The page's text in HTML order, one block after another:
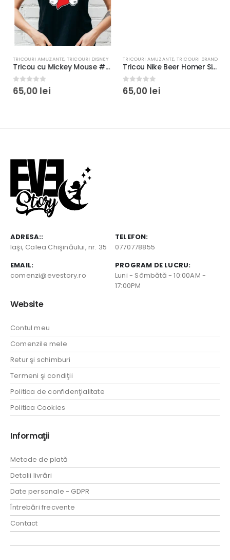
TRICOURI AMUZANTE,TRICOURI DISNEY
Tricou cu Mickey Mouse #FuckYou rezistent la spălări, regular fit, bumbac 100%, culoare alb/negru
0out of 5
65,00lei
TRICOURI AMUZANTE,TRICOURI BRAND
Tricou Nike Beer Homer Simpson, rezistent la spălări, Bumbac 100%, Regular fit, culoare alb/negru #8
0out of 5
65,00 lei
ADRESA::
Iaşi, Calea Chişinăului, nr. 35
TELEFON:
0770778855
EMAIL:
comenzi@evestory.ro
PROGRAM DE LUCRU:
Luni - Sâmbătă - 10:00AM -
17:00PM
Website
Contul meu
Comenzile mele
Retur şi schimburi
Termeni şi condiţii
Politica de confidenţialitate
Politica Cookies
Informaţii
Metode de plată
Detalii livrări
Date personale - GDPR
Întrebări frecvente
Contact